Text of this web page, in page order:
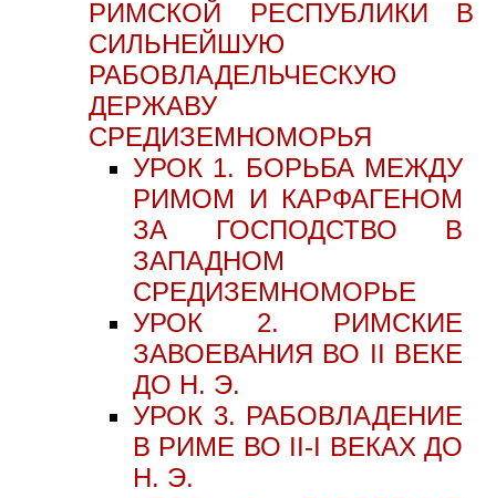
РИМСКОЙ РЕСПУБЛИКИ В
СИЛЬНЕЙШУЮ
РАБОВЛАДЕЛЬЧЕСКУЮ
ДЕРЖАВУ
СРЕДИЗЕМНОМОРЬЯ
УРОК 1. БОРЬБА МЕЖДУ
РИМОМ И КАРФАГЕНОМ
ЗА ГОСПОДСТВО В
ЗАПАДНОМ
СРЕДИЗЕМНОМОРЬЕ
УРОК 2. РИМСКИЕ
ЗАВОЕВАНИЯ ВО II ВЕКЕ
ДО Н. Э.
УРОК 3. РАБОВЛАДЕНИЕ
В РИМЕ ВО II-I ВЕКАХ ДО
Н. Э.